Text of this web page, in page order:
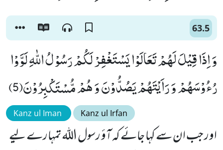
63.5
وَ اِذَا قِیْلَ لَهُمْ تَعَالَوْا یَسْتَغْفِرْ لَكُمْ رَسُوْلُ اللّٰهِ لَوَّوْا
رُءُوْسَهُمْ وَ رَاَیْتَهُمْ یَصُدُّوْنَ وَ هُمْ مُّسْتَكْبِرُوْنَ(5)
Kanz ul Iman Kanz ul Irfan
اور جب ان سے کہا جائے کہ آؤ رسول اللہ تمہارے لیے